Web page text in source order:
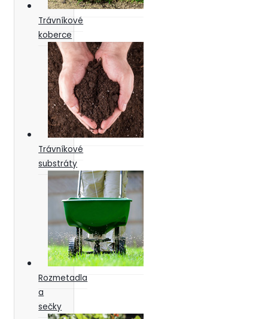
Trávníkové
koberce
Trávníkové
substráty
Rozmetadla
a
sečky